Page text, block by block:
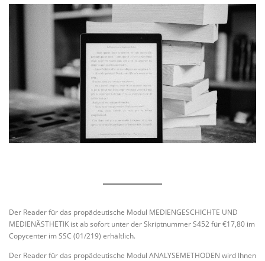
Der Reader für das propädeutische Modul MEDIENGESCHICHTE UND
MEDIENÄSTHETIK ist ab sofort unter der Skriptnummer S452 für €17,80 im
Copycenter im SSC (01/219) erhältlich.
Der Reader für das propädeutische Modul ANALYSEMETHODEN wird Ihnen